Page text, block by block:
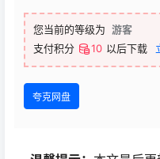
您当前的等级为 游客
支付积分
10 以后下载
夸克网盘